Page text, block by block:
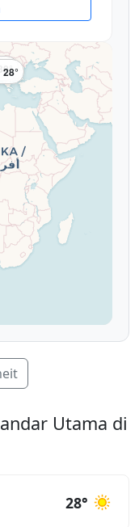
28°
Utama di
28°